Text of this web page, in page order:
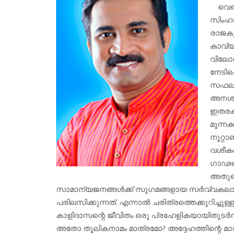
സാമാന്യജനങ്ങള്‍ക്ക് സുഗമങ്ങളായ
പരിലസിക്കുന്നത്. എന്നാല്‍
കാളിദാസന്റെ ജീവിതം ഒരു
അതോ തൂലികനാമം മാത്രമോ? അദ്ദേഹത്തിന്റെ